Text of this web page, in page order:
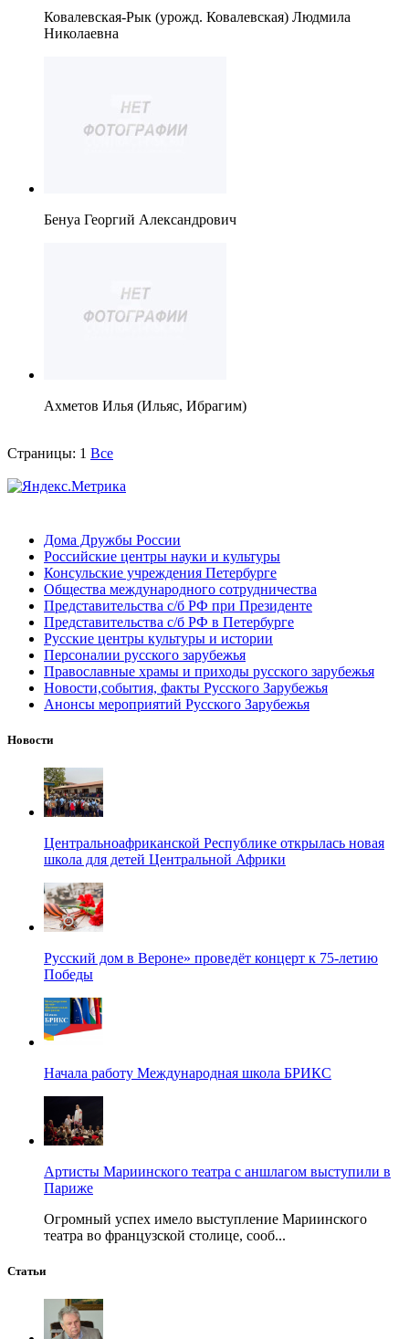
Ковалевская-Рык (урожд. Ковалевская) Людмила
Николаевна
Бенуа Георгий Александрович
Ахметов Илья (Ильяс, Ибрагим)
Страницы: 1 Все
Дома Дружбы России
Российские центры науки и культуры
Консульские учреждения Петербурге
Общества международного сотрудничества
Представительства с/б РФ при Президенте
Представительства с/б РФ в Петербурге
Русские центры культуры и истории
Персоналии русского зарубежья
Православные храмы и приходы русского зарубежья
Новости,события, факты Русского Зарубежья
Анонсы мероприятий Русского Зарубежья
Новости
Центральноафриканской Республике открылась новая
школа для детей Центральной Африки
Русский дом в Вероне» проведёт концерт к 75-летию
Победы
Начала работу Международная школа БРИКС
Артисты Мариинского театра с аншлагом выступили в
Париже
Огромный успех имело выступление Мариинского
театра во французской столице, сооб...
Статьи